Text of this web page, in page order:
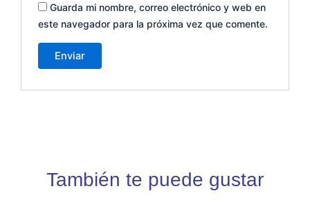
Guarda mi nombre, correo electrónico y web en
este navegador para la próxima vez que comente.
También te puede gustar